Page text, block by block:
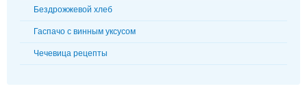
Бездрожжевой хлеб
Гаспачо с винным уксусом
Чечевица рецепты